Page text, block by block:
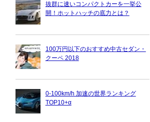
抜群に速いコンパクトカーを一挙公
開！ホットハッチの底力とは？
100万円以下のおすすめ中古セダン・
クーペ 2018
0-100km/h 加速の世界ランキング
TOP10+α